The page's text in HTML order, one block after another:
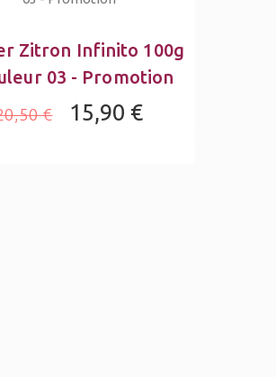
Zitron Infinito 100g
03 - Promotion
€ 15,90 €